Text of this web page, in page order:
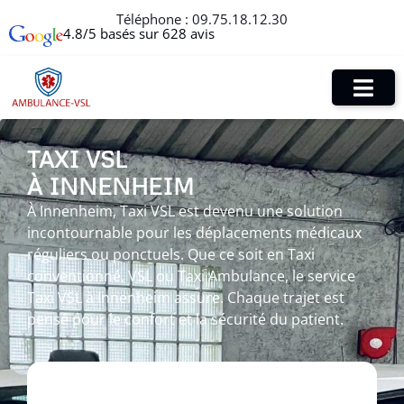
Téléphone : 09.75.18.12.30
4.8/5 basés sur 628 avis
TAXI VSL
À INNENHEIM
À Innenheim, Taxi VSL est devenu une solution
incontournable pour les déplacements médicaux
réguliers ou ponctuels. Que ce soit en Taxi
conventionné, VSL ou Taxi Ambulance, le service
Taxi VSL à Innenheim assure. Chaque trajet est
pensé pour le confort et la sécurité du patient.